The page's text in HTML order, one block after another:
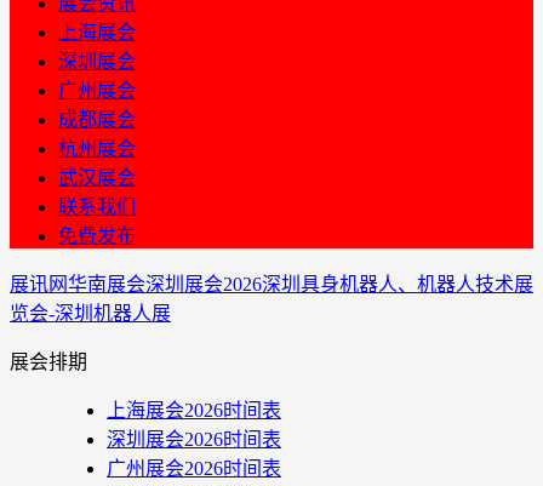
上海展会
深圳展会
广州展会
成都展会
杭州展会
武汉展会
联系我们
免费发布
展讯网华南展会深圳展会2026深圳具身机器人、机器人技术展
览会-深圳机器人展
展会排期
上海展会2026时间表
深圳展会2026时间表
广州展会2026时间表